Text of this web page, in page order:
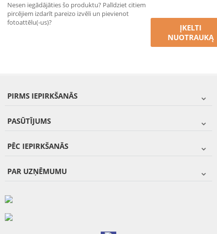
Nesen iegādājāties šo produktu? Palīdziet citiem
pircējiem izdarīt pareizo izvēli un pievienot
fotoattēlu(-us)?
ĮKELTI
NUOTRAUKĄ
PIRMS IEPIRKŠANĀS
PASŪTĪJUMS
PĒC IEPIRKŠANĀS
PAR UZŅĒMUMU